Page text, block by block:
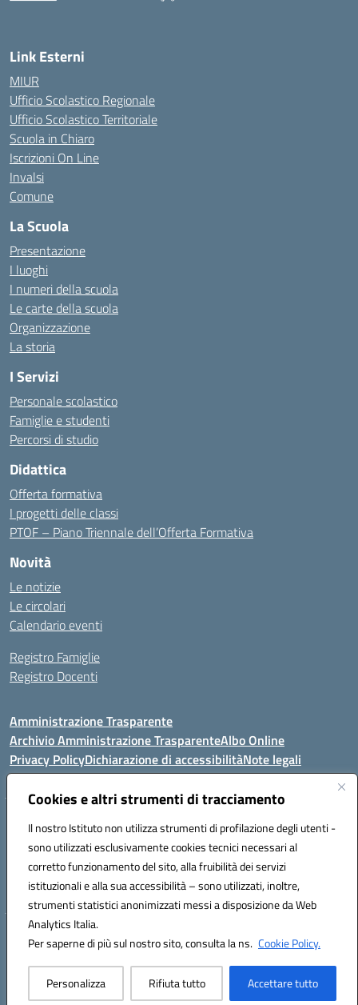
Cookies e altri strumenti di tracciamento
Il nostro Istituto non utilizza strumenti di profilazione degli utenti -
sono utilizzati esclusivamente cookies tecnici necessari al
corretto funzionamento del sito, alla fruibilità dei servizi
istituzionali e alla sua accessibilità – sono utilizzati, inoltre,
strumenti statistici anonimizzati messi a disposizione da Web
Analytics Italia.
Per saperne di più sul nostro sito, consulta la ns. Cookie Policy.
Personalizza Rifiuta tutto Accettare tutto
Link Esterni
MIUR
Ufficio Scolastico Regionale
Ufficio Scolastico Territoriale
Scuola in Chiaro
Iscrizioni On Line
Invalsi
Comune
La Scuola
Presentazione
I luoghi
I numeri della scuola
Le carte della scuola
Organizzazione
La storia
I Servizi
Personale scolastico
Famiglie e studenti
Percorsi di studio
Didattica
Offerta formativa
I progetti delle classi
PTOF – Piano Triennale dell’Offerta Formativa
Novità
Le notizie
Le circolari
Calendario eventi
Registro Famiglie
Registro Docenti
Amministrazione Trasparente
Archivio Amministrazione TrasparenteAlbo Online
Privacy PolicyDichiarazione di accessibilitàNote legali
Istituto Comprensivo Statale
Via Cupa Campanariello, 5 - 80059, Torre del Greco (NA)
Tel. +39 0818834377 - Fax +39 0818834377 - Cod.Fisc. 95170530638
Email: naic8df00a@istruzione.it - PEC: naic8df00a@pec.istruzione.it
Hosting & Powered by 3D Solution S.r.l.
Concept & Design by Designers Italia